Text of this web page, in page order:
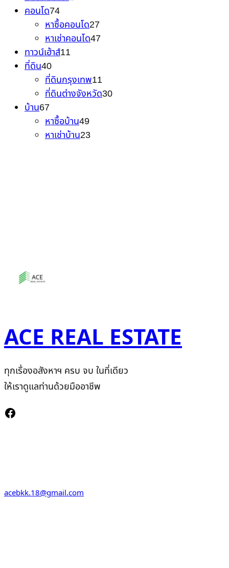
ค้
า
1
สิ
น
ค้
า
น
ค้
คอนโด747
4
สิ
น
า
หาซื้อคอนโด272
7
ค้
า
หาเช่าคอนโด474
น
ค้
ทาวน์เฮ้าส์111
สิ
น
า
ที่ดิน404
0
สิ
ค้
า
ที่ดินกรุงเทพ111
1
ที่ดินต่างจังหวัด303
บ้าน676
7
สิ
หาซื้อบ้าน494
9
หาเช่าบ้าน232
ACE REAL ESTATE
ทุกเรื่องอสังหาฯ ครบ จบ ในที่เดียว
ให้เราดูแลท่านด้วยมืออาชีพ
Facebook
acebkk.18@gmail.com